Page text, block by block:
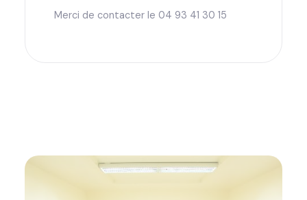
Merci de contacter le 04 93 41 30 15